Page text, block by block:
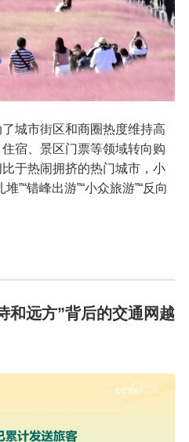
城市街区和商圈热度维持高
宿、景区门票等领域转向购
于热闹拥挤的热门城市，小
”“错峰出游”“小众旅游”“反向
和远方”背后的交通网越